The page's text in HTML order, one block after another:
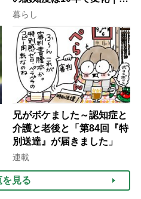
行語大賞にノミネート、法
律にも明記されたが果たし
て現在は？
暮らし
兄がボケました～認知症と
介護と老後と「第84回『特
別送達』が届きました」
連載
を見る